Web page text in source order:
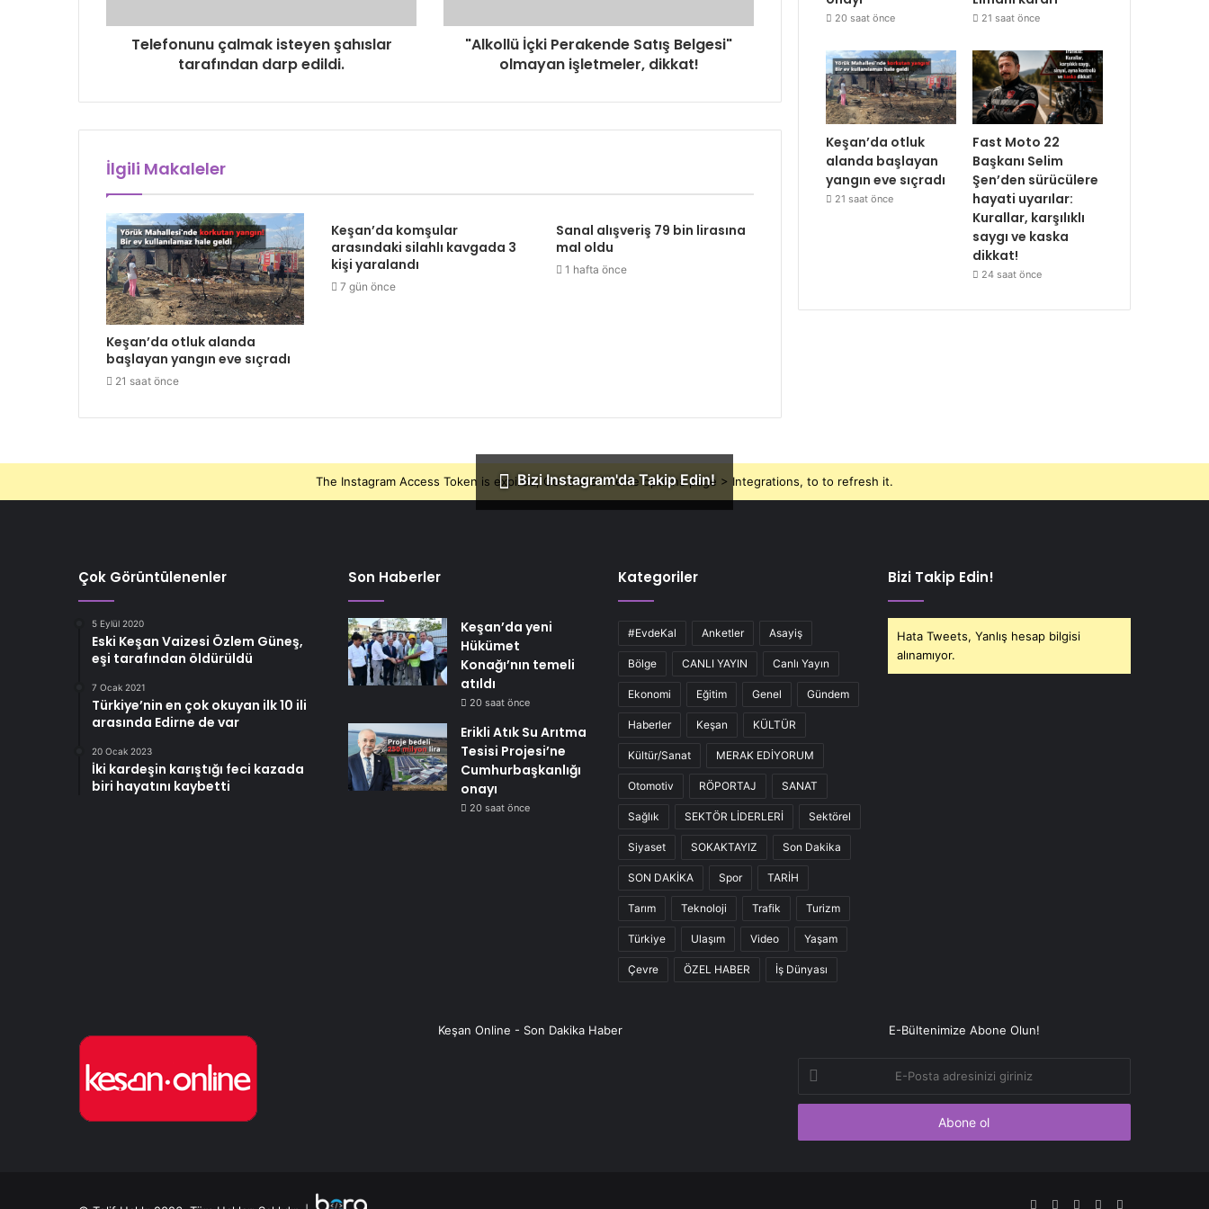
Telefonunu çalmak isteyen şahıslar
tarafından darp edildi.
"Alkollü İçki Perakende Satış Belgesi"
olmayan işletmeler, dikkat!
İlgili Makaleler
Keşan’da otluk alanda
başlayan yangın eve sıçradı
21 saat önce
Keşan’da komşular
arasındaki silahlı kavgada 3
kişi yaralandı
7 gün önce
Sanal alışveriş 79 bin lirasına
mal oldu
1 hafta önce
20 saat önce 21 saat önce
Keşan’da otluk
alanda başlayan
yangın eve sıçradı
21 saat önce
Fast Moto 22
Başkanı Selim
Şen’den sürücülere
hayati uyarılar:
Kurallar, karşılıklı
saygı ve kaska
dikkat!
24 saat önce
Bizi Instagram'da Takip Edin!
The Instagram Access Token is expired, Go to the Theme options page > Integrations, to to refresh it.
Çok Görüntülenenler
5 Eylül 2020
Eski Keşan Vaizesi Özlem Güneş,
eşi tarafından öldürüldü
7 Ocak 2021
Türkiye’nin en çok okuyan ilk 10 ili
arasında Edirne de var
20 Ocak 2023
İki kardeşin karıştığı feci kazada
biri hayatını kaybetti
Son Haberler
Keşan’da yeni
Hükümet
Konağı’nın temeli
atıldı
20 saat önce
Erikli Atık Su Arıtma
Tesisi Projesi’ne
Cumhurbaşkanlığı
onayı
20 saat önce
Kategoriler
#EvdeKal Anketler Asayiş
Bölge CANLI YAYIN Canlı Yayın
Ekonomi Eğitim Genel Gündem
Haberler Keşan KÜLTÜR
Kültür/Sanat MERAK EDİYORUM
Otomotiv RÖPORTAJ SANAT
Sağlık SEKTÖR LİDERLERİ Sektörel
Siyaset SOKAKTAYIZ Son Dakika
SON DAKİKA Spor TARİH
Tarım Teknoloji Trafik Turizm
Türkiye Ulaşım Video Yaşam
Çevre ÖZEL HABER İş Dünyası
Bizi Takip Edin!
Hata Tweets, Yanlış hesap bilgisi
alınamıyor.
Keşan Online - Son Dakika Haber E-Bültenimize Abone Olun!
Posta
adresinizi
Facebook
TwitterYouTubeInstagram